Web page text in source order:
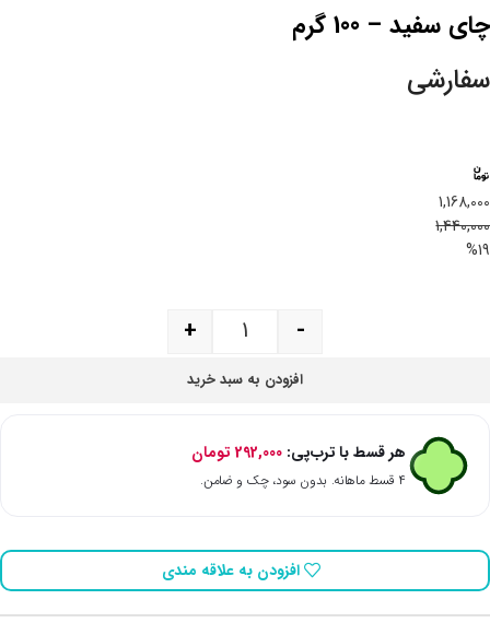
چای سفید – 100 گرم
سفارشی
1,168,000
1,440,000
%19
-
+
افزودن به سبد خرید
هر قسط با ترب‌پی:292,000 تومان
۴ قسط ماهانه. بدون سود، چک و ضامن.
افزودن به علاقه مندی